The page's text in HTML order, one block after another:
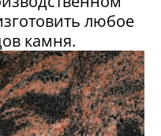
любое
камня.